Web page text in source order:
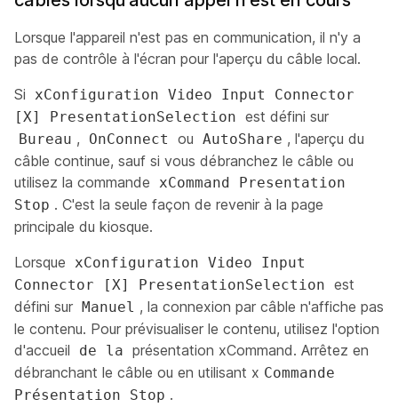
Lorsque l'appareil n'est pas en communication, il n'y a
pas de contrôle à l'écran pour l'aperçu du câble local.
Si
xConfiguration Video Input Connector
[X] PresentationSelection est défini sur
Bureau , OnConnect ou AutoShare , l'aperçu du
câble continue, sauf si vous débranchez le câble ou
utilisez la commande
xCommand Presentation
Stop . C'est la seule façon de revenir à la page
principale du kiosque.
Lorsque
xConfiguration Video Input
Connector [X] PresentationSelection est
défini sur
Manuel , la connexion par câble n'affiche pas
le contenu. Pour prévisualiser le contenu, utilisez l'option
d'accueil
de la présentation xCommand. Arrêtez en
débranchant le câble ou en utilisant x Commande
Présentation Stop .